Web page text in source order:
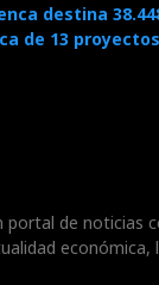
destina
de 13
portal de noticias